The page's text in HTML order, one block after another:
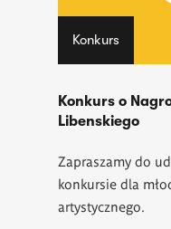
Konkurs
Konkurs o
Libenskiego
Zapraszamy do
konkursie dla
artystycznego.